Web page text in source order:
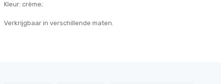
Kleur: crème;
Verkrijgbaar in verschillende maten.